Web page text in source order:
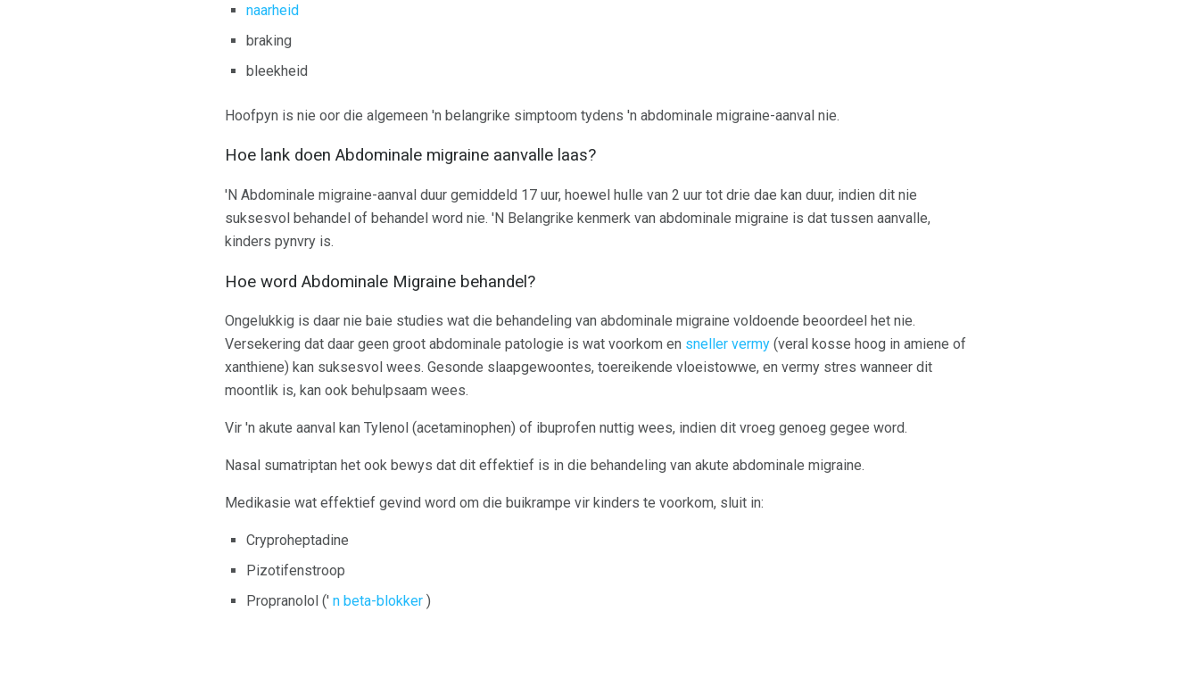
naarheid
braking
bleekheid
Hoofpyn is nie oor die algemeen 'n belangrike simptoom tydens 'n abdominale migraine-aanval nie.
Hoe lank doen Abdominale migraine aanvalle laas?
'N Abdominale migraine-aanval duur gemiddeld 17 uur, hoewel hulle van 2 uur tot drie dae kan duur, indien dit nie
suksesvol behandel of behandel word nie. 'N Belangrike kenmerk van abdominale migraine is dat tussen aanvalle,
kinders pynvry is.
Hoe word Abdominale Migraine behandel?
Ongelukkig is daar nie baie studies wat die behandeling van abdominale migraine voldoende beoordeel het nie.
Versekering dat daar geen groot abdominale patologie is wat voorkom en sneller vermy (veral kosse hoog in amiene of
xanthiene) kan suksesvol wees. Gesonde slaapgewoontes, toereikende vloeistowwe, en vermy stres wanneer dit
moontlik is, kan ook behulpsaam wees.
Vir 'n akute aanval kan Tylenol (acetaminophen) of ibuprofen nuttig wees, indien dit vroeg genoeg gegee word.
Nasal sumatriptan het ook bewys dat dit effektief is in die behandeling van akute abdominale migraine.
Medikasie wat effektief gevind word om die buikrampe vir kinders te voorkom, sluit in:
Cryproheptadine
Pizotifenstroop
Propranolol (' n beta-blokker )